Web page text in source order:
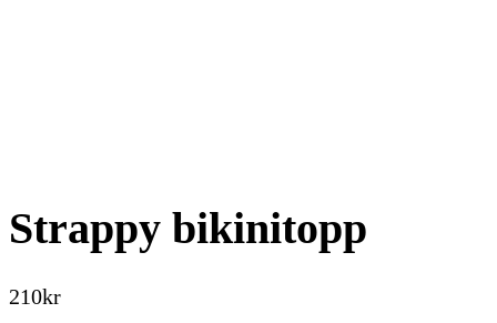
Strappy bikinitopp
210kr